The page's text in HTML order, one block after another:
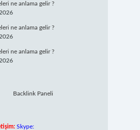
ne anlama gelir ?
ne anlama gelir ?
ne anlama gelir ?
Skype: